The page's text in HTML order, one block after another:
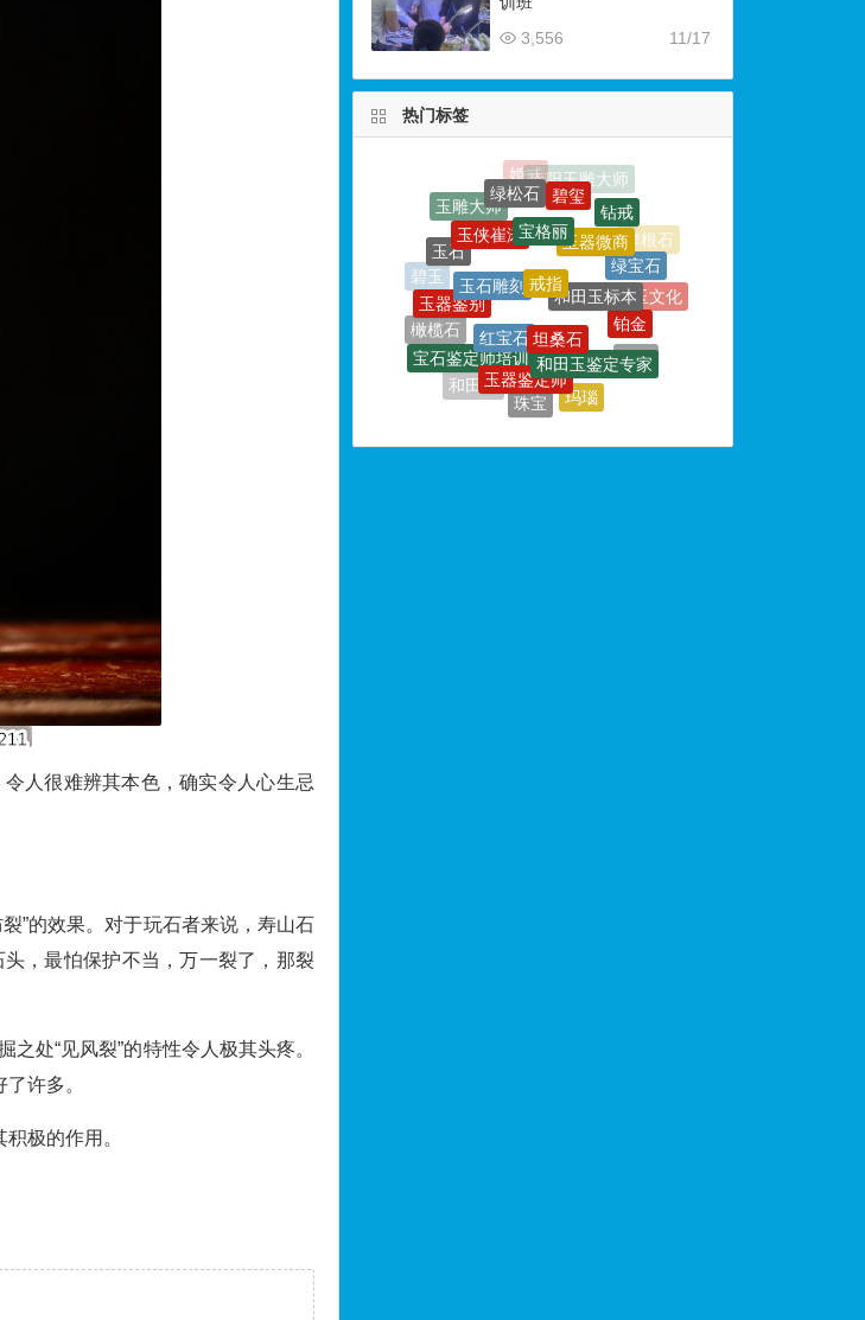
人很难辨其本色，确实令人心生忌
”的效果。对于玩石者来说，寿山石
，最怕保护不当，万一裂了，那裂
处“见风裂”的特性令人极其头疼。
许多。
极的作用。
11/17
3,556
热门标签
碧玺
碧玉
玉石
玉侠崔涛
宝格丽
玉器微商
绿宝石
玉文化
珠宝鉴定培训
首饰
宝石鉴定
橄榄石
玉器鉴别
玉石雕刻戒指
和田玉标本
铂金
翡翠
珠宝鉴定学校
祖母绿
珠宝玉石
和田玉
宝石鉴定师培训
红宝石坦桑石
和田玉鉴定专家
玛瑙
珠宝
玉器鉴定师